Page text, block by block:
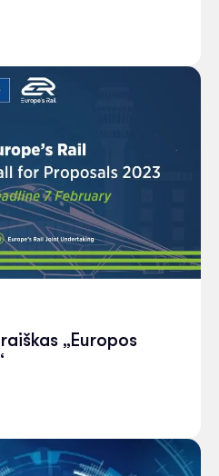
„Europos